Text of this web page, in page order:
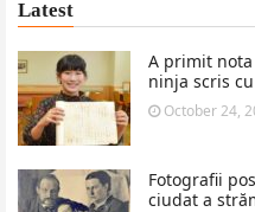
Latest
A primit
ninja scris
October 24,
Fotografii
ciudat a